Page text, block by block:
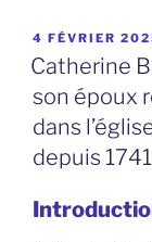
PUBLIÉ
LE
4 FÉVRIER
Catherine
son époux
dans
depuis 1741